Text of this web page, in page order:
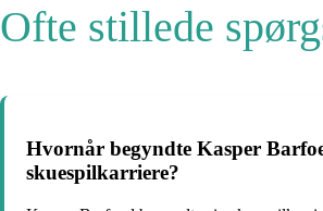
Ofte stillede
Hvornår begyndte Kasper
skuespilkarriere?